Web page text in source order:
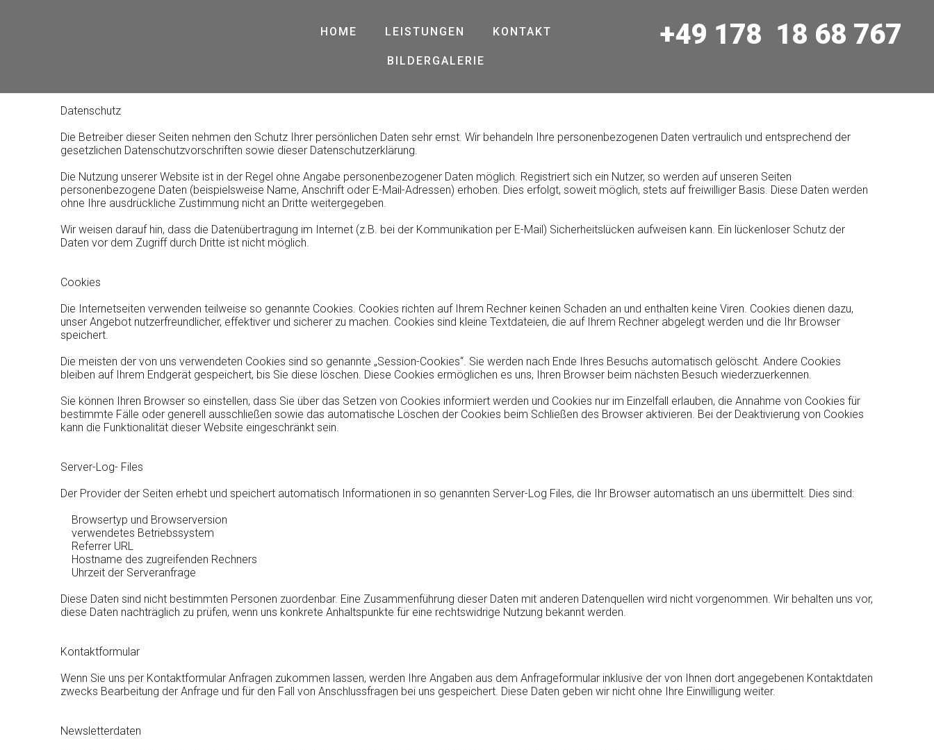
HOME LEISTUNGEN KONTAKT
BILDERGALERIE
+49 178 18 68 767
Datenschutz
Die Betreiber dieser Seiten nehmen den Schutz Ihrer persönlichen Daten sehr ernst. Wir behandeln Ihre personenbezogenen Daten vertraulich und entsprechend der
gesetzlichen Datenschutzvorschriften sowie dieser Datenschutzerklärung.
Die Nutzung unserer Website ist in der Regel ohne Angabe personenbezogener Daten möglich. Registriert sich ein Nutzer, so werden auf unseren Seiten
personenbezogene Daten (beispielsweise Name, Anschrift oder E-Mail-Adressen) erhoben. Dies erfolgt, soweit möglich, stets auf freiwilliger Basis. Diese Daten werden
ohne Ihre ausdrückliche Zustimmung nicht an Dritte weitergegeben.
Wir weisen darauf hin, dass die Datenübertragung im Internet (z.B. bei der Kommunikation per E-Mail) Sicherheitslücken aufweisen kann. Ein lückenloser Schutz der
Daten vor dem Zugriff durch Dritte ist nicht möglich.
Cookies
Die Internetseiten verwenden teilweise so genannte Cookies. Cookies richten auf Ihrem Rechner keinen Schaden an und enthalten keine Viren. Cookies dienen dazu,
unser Angebot nutzerfreundlicher, effektiver und sicherer zu machen. Cookies sind kleine Textdateien, die auf Ihrem Rechner abgelegt werden und die Ihr Browser
speichert.
Die meisten der von uns verwendeten Cookies sind so genannte „Session-Cookies“. Sie werden nach Ende Ihres Besuchs automatisch gelöscht. Andere Cookies
bleiben auf Ihrem Endgerät gespeichert, bis Sie diese löschen. Diese Cookies ermöglichen es uns, Ihren Browser beim nächsten Besuch wiederzuerkennen.
Sie können Ihren Browser so einstellen, dass Sie über das Setzen von Cookies informiert werden und Cookies nur im Einzelfall erlauben, die Annahme von Cookies für
bestimmte Fälle oder generell ausschließen sowie das automatische Löschen der Cookies beim Schließen des Browser aktivieren. Bei der Deaktivierung von Cookies
kann die Funktionalität dieser Website eingeschränkt sein.
Server-Log- Files
Der Provider der Seiten erhebt und speichert automatisch Informationen in so genannten Server-Log Files, die Ihr Browser automatisch an uns übermittelt. Dies sind:
Browsertyp und Browserversion
verwendetes Betriebssystem
Referrer URL
Hostname des zugreifenden Rechners
Uhrzeit der Serveranfrage
Diese Daten sind nicht bestimmten Personen zuordenbar. Eine Zusammenführung dieser Daten mit anderen Datenquellen wird nicht vorgenommen. Wir behalten uns vor,
diese Daten nachträglich zu prüfen, wenn uns konkrete Anhaltspunkte für eine rechtswidrige Nutzung bekannt werden.
Kontaktformular
Wenn Sie uns per Kontaktformular Anfragen zukommen lassen, werden Ihre Angaben aus dem Anfrageformular inklusive der von Ihnen dort angegebenen Kontaktdaten
zwecks Bearbeitung der Anfrage und für den Fall von Anschlussfragen bei uns gespeichert. Diese Daten geben wir nicht ohne Ihre Einwilligung weiter.
Newsletterdaten